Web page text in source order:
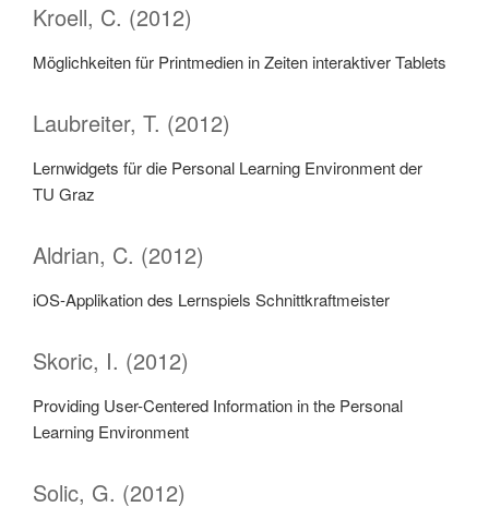
Kroell, C. (2012)
Möglichkeiten für Printmedien in Zeiten interaktiver Tablets
Laubreiter, T. (2012)
Lernwidgets für die Personal Learning Environment der
TU Graz
Aldrian, C. (2012)
iOS-Applikation des Lernspiels Schnittkraftmeister
Skoric, I. (2012)
Providing User-Centered Information in the Personal
Learning Environment
Solic, G. (2012)